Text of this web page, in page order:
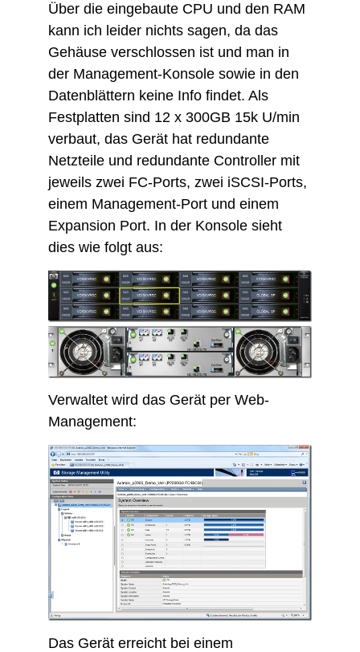
Über die eingebaute CPU und den RAM
kann ich leider nichts sagen, da das
Gehäuse verschlossen ist und man in
der Management-Konsole sowie in den
Datenblättern keine Info findet. Als
Festplatten sind 12 x 300GB 15k U/min
verbaut, das Gerät hat redundante
Netzteile und redundante Controller mit
jeweils zwei FC-Ports, zwei iSCSI-Ports,
einem Management-Port und einem
Expansion Port. In der Konsole sieht
dies wie folgt aus:
Verwaltet wird das Gerät per Web-
Management:
Das Gerät erreicht bei einem